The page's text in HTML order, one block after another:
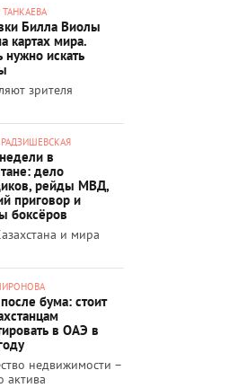
ТАНКАЕВА
Билла Виолы
картах мира.
нужно искать
зрителя
РАДЗИШЕВСКАЯ
в
дело
рейды МВД,
приговор и
боксёров
и мира
бума: стоит
в ОАЭ в
недвижимости –
актива